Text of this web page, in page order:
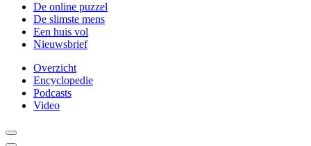
De online puzzel
De slimste mens
Een huis vol
Nieuwsbrief
Overzicht
Encyclopedie
Podcasts
Video